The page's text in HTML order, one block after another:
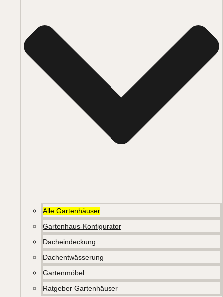
Alle Gartenhäuser
Gartenhaus-Konfigurator
Dacheindeckung
Dachentwässerung
Gartenmöbel
Ratgeber Gartenhäuser